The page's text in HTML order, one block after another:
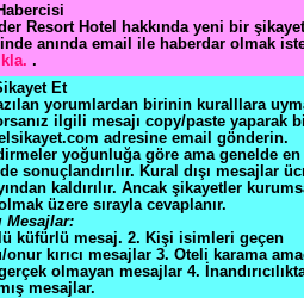
Resort Hotel hakkında yeni bir
anında email ile haberdar olmak
.
Et
yorumlardan birinin kuralllara
ilgili mesajı copy/paste yaparak
adresine email gönderin.
yoğunluğa göre ama genelde
sonuçlandırılır. Kural dışı mesajlar
kaldırılır. Ancak şikayetler
üzere sırayla cevaplanır.
Mesajlar:
küfürlü mesaj. 2. Kişi isimleri geçen
kırıcı mesajlar 3. Oteli karama
olmayan mesajlar 4.
mesajlar.